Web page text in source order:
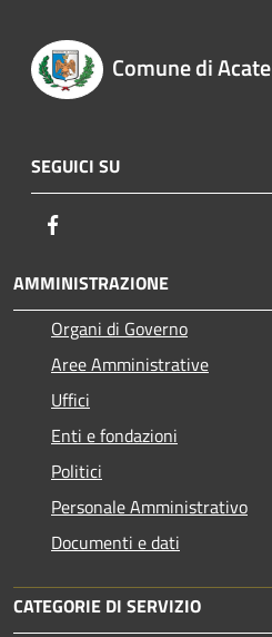
Comune di Acate
SEGUICI SU
AMMINISTRAZIONE
Organi di Governo
Aree Amministrative
Uffici
Enti e fondazioni
Politici
Personale Amministrativo
Documenti e dati
CATEGORIE DI SERVIZIO